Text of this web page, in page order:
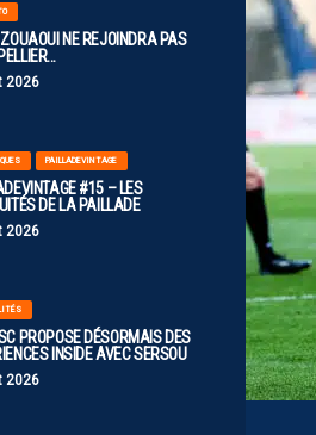
NE REJOINDRA PAS
2026
PAILLADEVINTAGE
#15 – LES
DE LA PAILLADE
2026
PROPOSE DÉSORMAIS DES
INSIDE AVEC SERSOU
2026